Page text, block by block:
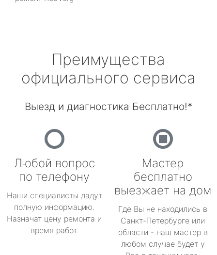
Преимущества
официального сервиса
Выезд и диагностика Бесплатно!*
Любой вопрос
по телефону
Наши специалисты дадут
полную информацию.
Назначат цену ремонта и
время работ.
Мастер
бесплатно
выезжает на дом
Где Вы не находились в
Санкт-Петербурге или
области - наш мастер в
любом случае будет у